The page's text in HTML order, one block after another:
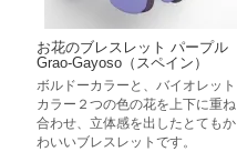
お花のブレスレット パープル
Grao-Gayoso（スペイン）
ボルドーカラーと、バイオレット
カラー２つの色の花を上下に重ね
合わせ、立体感を出したとてもか
わいいブレスレットです。